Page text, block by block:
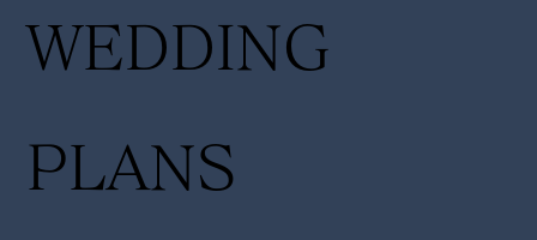
WEDDING
PLANS